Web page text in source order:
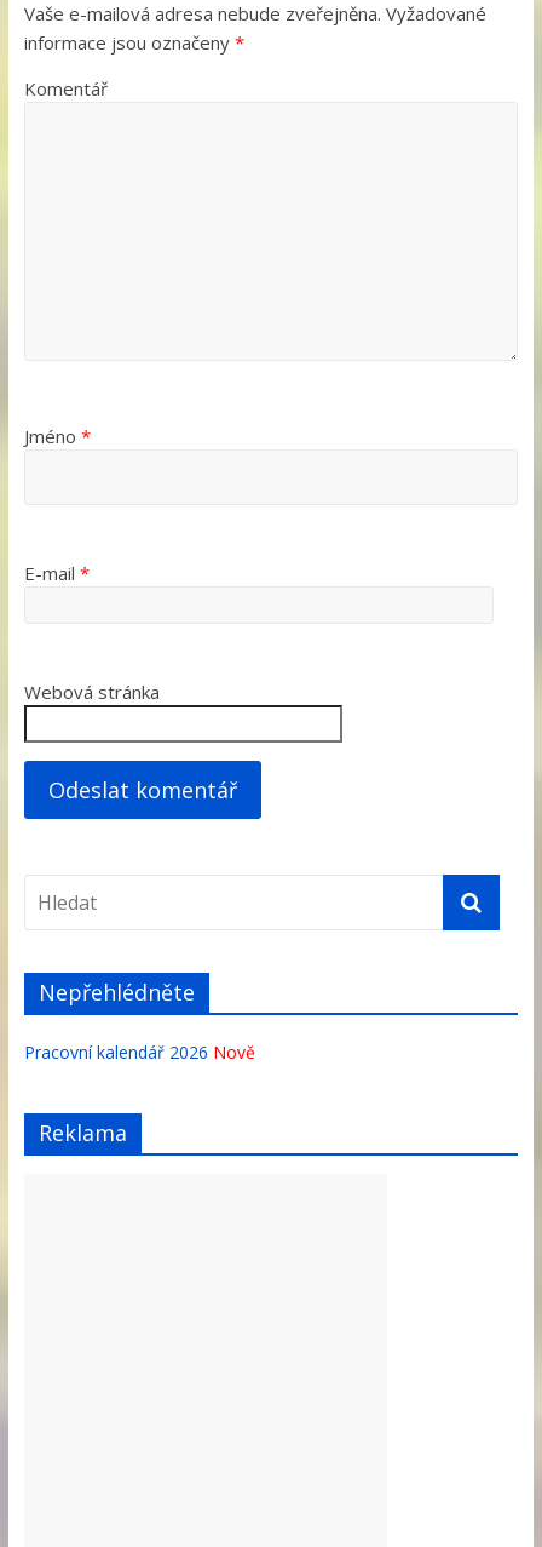
Vaše e-mailová adresa nebude zveřejněna. Vyžadované
informace jsou označeny *
Komentář
Jméno *
E-mail *
Webová stránka
Nepřehlédněte
Pracovní kalendář 2026 Nově
Reklama